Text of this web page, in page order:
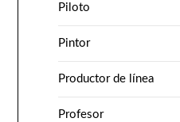
Piloto
Pintor
Productor de línea
Profesor